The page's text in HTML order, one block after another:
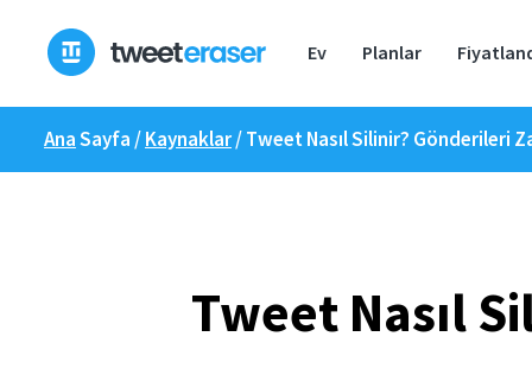
Ev Planlar
AnaSayfa /Kaynaklar/Tweet Nasıl Silinir? Gönderileri
Tweet Nasıl